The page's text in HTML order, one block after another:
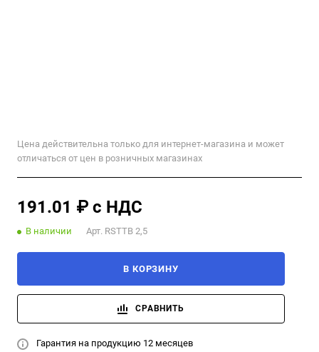
Цена действительна только для интернет-магазина и может
отличаться от цен в розничных магазинах
191.01 ₽ с НДС
В наличии Арт. RSTTB 2,5
В КОРЗИНУ
СРАВНИТЬ
Гарантия на продукцию 12 месяцев